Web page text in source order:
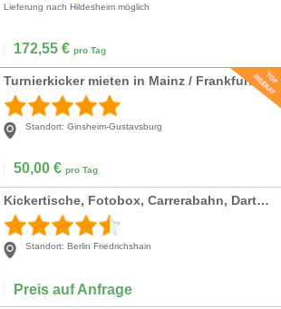
Lieferung nach Hildesheim möglich
172,55 € pro Tag
Turnierkicker mieten in Mainz / Frankfurt Main
Standort: Ginsheim-Gustavsburg
50,00 € pro Tag
Kickertische, Fotobox, Carrerabahn, Dart, Billard
Standort: Berlin Friedrichshain
Preis auf Anfrage